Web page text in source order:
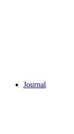
Journal